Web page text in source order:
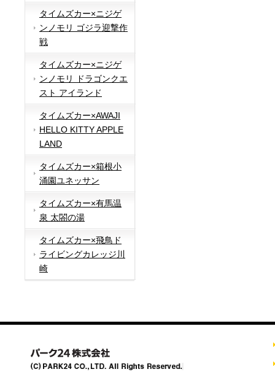
タイムズカー×ニジゲ
ンノモリ ゴジラ迎撃作
戦
タイムズカー×ニジゲ
ンノモリ ドラゴンクエ
スト アイランド
タイムズカー×AWAJI
HELLO KITTY APPLE
LAND
タイムズカー×箱根小
涌園ユネッサン
タイムズカー×有馬温
泉 太閤の湯
タイムズカー×飛鳥ド
ライビングカレッジ川
崎